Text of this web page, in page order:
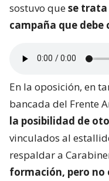
sostuvo quese trata
campaña que debe
En la oposición, en
bancada del Frente
la posibilidad de
vinculados al
respaldar a
formación, pero no